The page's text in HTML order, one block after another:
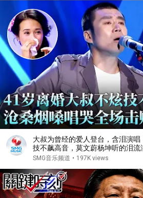
大叔为曾经的爱人登台，含泪演
技不飙高音，莫文蔚杨坤听的泪流
柏儒 #天籁之战1 精华版 clip
SMG音乐频道 • 197K views